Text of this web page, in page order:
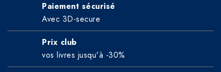
Paiement sécurisé
Avec 3D-secure
Prix club
vos livres jusqu'à -30%